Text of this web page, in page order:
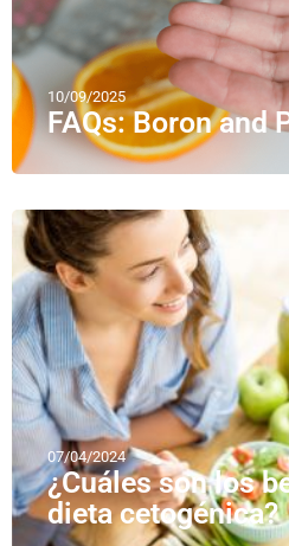
10/09/2025
FAQs: Boron and
07/04/2024
¿Cuáles son los
dieta cetogénica?